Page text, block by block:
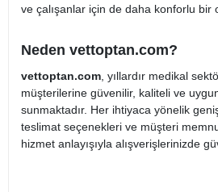
ve çalışanlar için de daha konforlu bir
Neden vettoptan.com?
vettoptan.com, yıllardır medikal
müşterilerine güvenilir, kaliteli ve
sunmaktadır. Her ihtiyaca yönelik
teslimat seçenekleri ve müşteri
hizmet anlayışıyla alışverişlerinizde